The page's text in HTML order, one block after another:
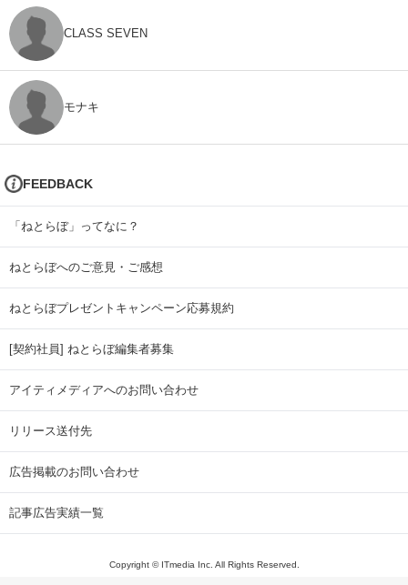
CLASS SEVEN
モナキ
FEEDBACK
「ねとらぼ」ってなに？
ねとらぼへのご意見・ご感想
ねとらぼプレゼントキャンペーン応募規約
[契約社員] ねとらぼ編集者募集
アイティメディアへのお問い合わせ
リリース送付先
広告掲載のお問い合わせ
記事広告実績一覧
Copyright © ITmedia Inc. All Rights Reserved.